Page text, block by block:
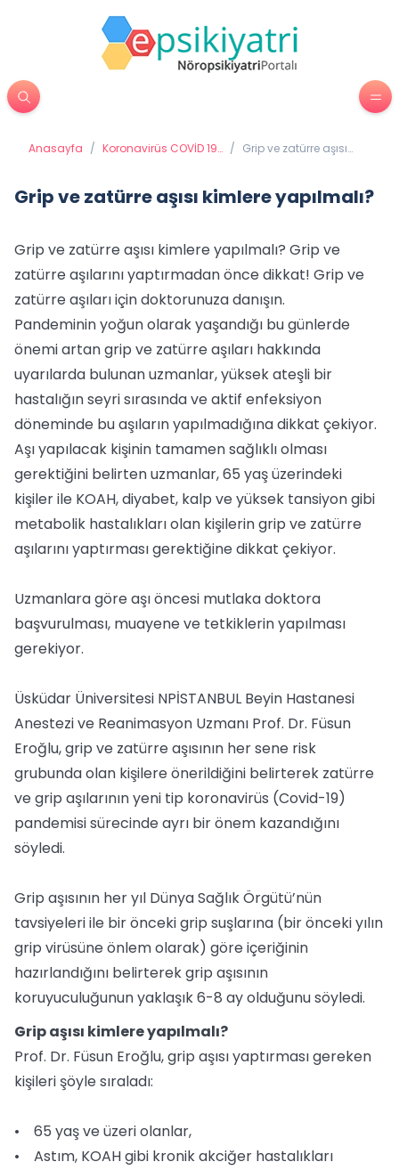
Anasayfa / Koronavirüs COVİD 19
/ Grip ve zatürre aşısı
Grip ve zatürre aşısı kimlere yapılmalı?
Grip ve zatürre aşısı kimlere yapılmalı? Grip ve
zatürre aşılarını yaptırmadan önce dikkat! Grip ve
zatürre aşıları için doktorunuza danışın.
Pandeminin yoğun olarak yaşandığı bu günlerde
önemi artan grip ve zatürre aşıları hakkında
uyarılarda bulunan uzmanlar, yüksek ateşli bir
hastalığın seyri sırasında ve aktif enfeksiyon
döneminde bu aşıların yapılmadığına dikkat çekiyor.
Aşı yapılacak kişinin tamamen sağlıklı olması
gerektiğini belirten uzmanlar, 65 yaş üzerindeki
kişiler ile KOAH, diyabet, kalp ve yüksek tansiyon gibi
metabolik hastalıkları olan kişilerin grip ve zatürre
aşılarını yaptırması gerektiğine dikkat çekiyor.
Uzmanlara göre aşı öncesi mutlaka doktora
başvurulması, muayene ve tetkiklerin yapılması
gerekiyor.
Üsküdar Üniversitesi NPİSTANBUL Beyin Hastanesi
Anestezi ve Reanimasyon Uzmanı Prof. Dr. Füsun
Eroğlu, grip ve zatürre aşısının her sene risk
grubunda olan kişilere önerildiğini belirterek zatürre
ve grip aşılarının yeni tip koronavirüs (Covid-19)
pandemisi sürecinde ayrı bir önem kazandığını
söyledi.
Grip aşısının her yıl Dünya Sağlık Örgütü’nün
tavsiyeleri ile bir önceki grip suşlarına (bir önceki yılın
grip virüsüne önlem olarak) göre içeriğinin
hazırlandığını belirterek grip aşısının
koruyuculuğunun yaklaşık 6-8 ay olduğunu söyledi.
Grip aşısı kimlere yapılmalı?
Prof. Dr. Füsun Eroğlu, grip aşısı yaptırması gereken
kişileri şöyle sıraladı:
• 65 yaş ve üzeri olanlar,
• Astım, KOAH gibi kronik akciğer hastalıkları